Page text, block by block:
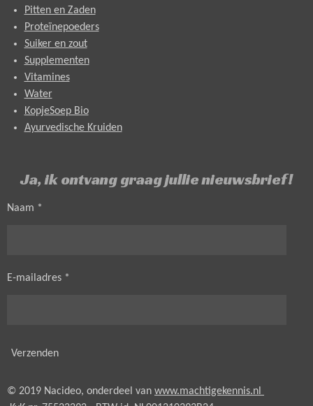
Pitten en Zaden
Proteïnepoeders
Suiker en zout
Supplementen
Vitamines
Water
KopjeSoep Bio
Ayurvedische Kruiden
Ja, ik ontvang graag jullie nieuwsbrief!
Naam *
E-mailadres *
Verzenden
© 2019 Nacideo, onderdeel van www.machtigekennis.nl